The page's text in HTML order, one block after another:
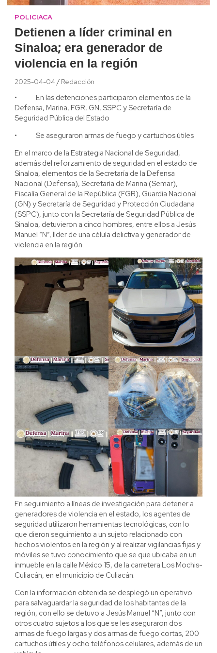
POLICIACA
Detienen a líder criminal en
Sinaloa; era generador de
violencia en la región
2025-04-04 Redacción
• En las detenciones participaron elementos de la
Defensa, Marina, FGR, GN, SSPC y Secretaría de
Seguridad Pública del Estado
• Se aseguraron armas de fuego y cartuchos útiles
En el marco de la Estrategia Nacional de Seguridad,
además del reforzamiento de seguridad en el estado de
Sinaloa, elementos de la Secretaría de la Defensa
Nacional (Defensa), Secretaría de Marina (Semar),
Fiscalía General de la República (FGR), Guardia Nacional
(GN) y Secretaría de Seguridad y Protección Ciudadana
(SSPC), junto con la Secretaría de Seguridad Pública de
Sinaloa, detuvieron a cinco hombres, entre ellos a Jesús
Manuel “N”, líder de una célula delictiva y generador de
violencia en la región.
En seguimiento a líneas de investigación para detener a
generadores de violencia en el estado, los agentes de
seguridad utilizaron herramientas tecnológicas, con lo
que dieron seguimiento a un sujeto relacionado con
hechos violentos en la región y al realizar vigilancias fijas y
móviles se tuvo conocimiento que se que ubicaba en un
inmueble en la calle México 15, de la carretera Los Mochis-
Culiacán, en el municipio de Culiacán.
Con la información obtenida se desplegó un operativo
para salvaguardar la seguridad de los habitantes de la
región, con ello se detuvo a Jesús Manuel “N”, junto con
otros cuatro sujetos a los que se les aseguraron dos
armas de fuego largas y dos armas de fuego cortas, 200
cartuchos útiles y ocho teléfonos celulares, además de un